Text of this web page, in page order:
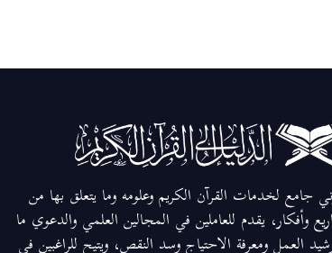
جامع لخدمات القرآن الكريم وعلومه وما يتعلق بها من
وأفكار، يقدم للعاملين في المجالين العلمي والدعوي ما
العمل ومعرفة الاحتياج وسد النقص، ويتيح للراغبين في